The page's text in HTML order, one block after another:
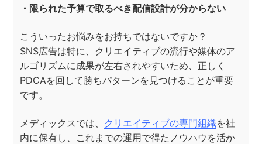
・限られた予算で取るべき配信設計が分からない
こういったお悩みをお持ちではないですか？
SNS広告は特に、クリエイティブの流行や媒体のア
ルゴリズムに成果が左右されやすいため、正しく
PDCAを回して勝ちパターンを見つけることが重要
です。
メディックスでは、 クリエイティブの専門組織を社
内に保有し、これまでの運用で得たノウハウを活か